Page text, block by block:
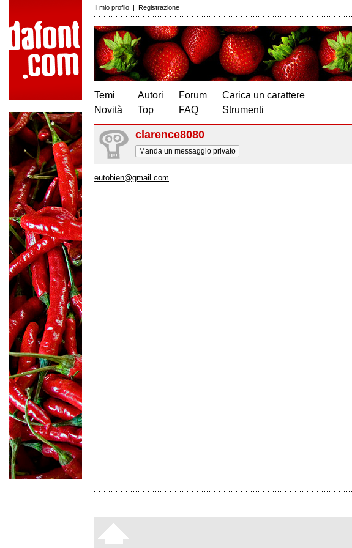
Il mio profilo | Registrazione
Temi
Novità
Autori
Top
Forum
FAQ
Carica un carattere
Strumenti
clarence8080
Manda un messaggio privato
eutobien@gmail.com